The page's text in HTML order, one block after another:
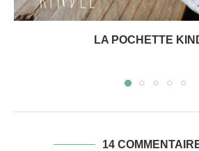
LA POCHETTE
14